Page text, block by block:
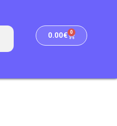
0.00€ 0